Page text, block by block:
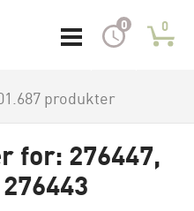
0 0
produkter
for: 276447,